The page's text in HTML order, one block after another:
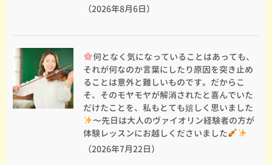
（2026年8月6日）
何となく気になっていることはあっても、
それが何なのか言葉にしたり原因を突き止め
ることは意外と難しいものです。だからこ
そ、そのモヤモヤが解消されたと喜んでいた
だけたことを、私もとても嬉しく思いました
〜先日は大人のヴァイオリン経験者の方が
体験レッスンにお越しくださいました
（2026年7月22日）